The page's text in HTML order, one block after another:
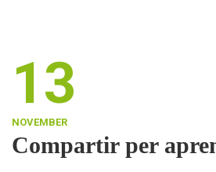
13
NOVEMBER
Compartir per